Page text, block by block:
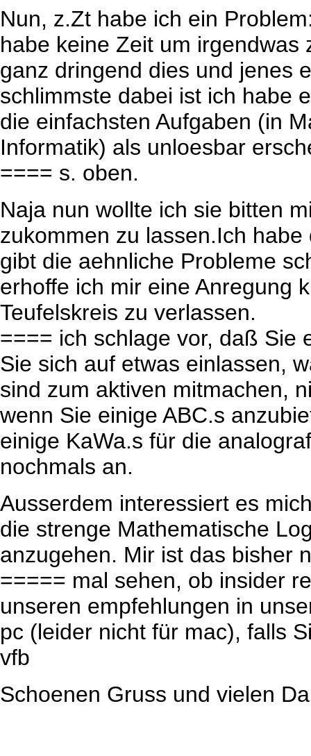
Nun, z.Zt habe ich ein
habe keine Zeit um
ganz dringend dies und jenes
schlimmste dabei ist ich habe
die einfachsten Aufgaben (in
Informatik) als unloesbar
==== s. oben.
Naja nun wollte ich sie bitten
zukommen zu lassen.Ich
gibt die aehnliche Probleme
erhoffe ich mir eine Anregung
Teufelskreis zu verlassen.
==== ich schlage vor, daß Sie
Sie sich auf etwas einlassen,
sind zum aktiven mitmachen,
wenn Sie einige ABC.s
einige KaWa.s für die
nochmals an.
Ausserdem interessiert es
die strenge Mathematische
anzugehen. Mir ist das bisher
===== mal sehen, ob insider
unseren empfehlungen in
pc (leider nicht für mac), falls
vfb
Schoenen Gruss und vielen